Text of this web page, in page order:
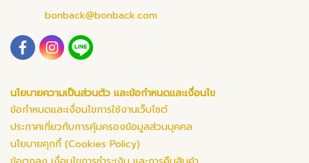
bonback@bonback.com
นโยบายความเป็นส่วนตัว และข้อกำหนดและเงื่อนไข
ข้อกำหนดและเงื่อนไขการใช้งานเว็บไซต์
ประกาศเกี่ยวกับการคุ้มครองข้อมูลส่วนบุคคล
นโยบายคุกกี้ (Cookies Policy)